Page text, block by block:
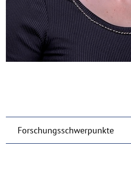
Forschungsschwerpunkte